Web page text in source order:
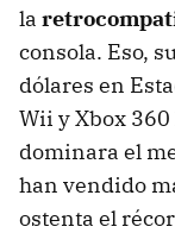
la
consola. Eso,
dólares en
Wii y Xbox
dominara el
han vendido
ostenta el